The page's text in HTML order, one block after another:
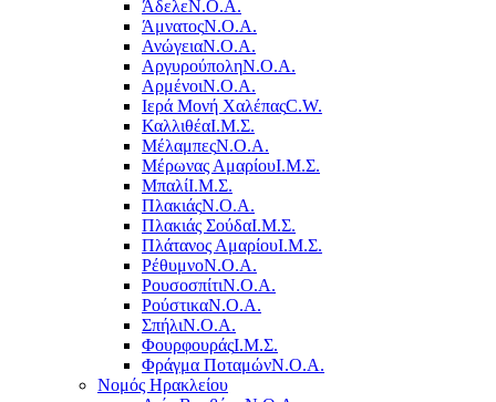
ΆδελεΝ.Ο.Α.
ΆμνατοςΝ.Ο.Α.
ΑνώγειαΝ.Ο.Α.
ΑργυρούποληΝ.Ο.Α.
ΑρμένοιΝ.Ο.Α.
Ιερά Μονή ΧαλέπαςC.W.
ΚαλλιθέαΙ.Μ.Σ.
ΜέλαμπεςΝ.Ο.Α.
Μέρωνας ΑμαρίουΙ.Μ.Σ.
ΜπαλίΙ.Μ.Σ.
ΠλακιάςΝ.Ο.Α.
Πλακιάς ΣούδαΙ.Μ.Σ.
Πλάτανος ΑμαρίουΙ.Μ.Σ.
ΡέθυμνοΝ.Ο.Α.
ΡουσοσπίτιΝ.Ο.Α.
ΡούστικαΝ.Ο.Α.
ΣπήλιΝ.Ο.Α.
ΦουρφουράςΙ.Μ.Σ.
Φράγμα ΠοταμώνΝ.Ο.Α.
Νομός Ηρακλείου